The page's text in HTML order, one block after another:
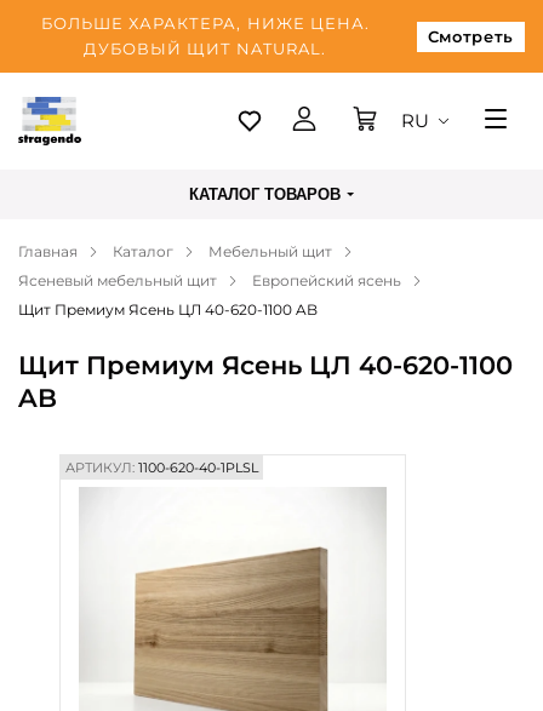
БОЛЬШЕ ХАРАКТЕРА, НИЖЕ ЦЕНА.
ДУБОВЫЙ ЩИТ NATURAL.
Смотреть
Таллинн
Оплата
О нас
Блог
Контакты
RU
КАТАЛОГ ТОВАРОВ
Главная Каталог
Мебельный щит
Ясеневый мебельный щит
Европейский ясень
Щит Премиум Ясень ЦЛ 40-620-1100 AB
Щит Премиум Ясень ЦЛ 40-620-1100
AB
АРТИКУЛ:1100-620-40-1PLSL